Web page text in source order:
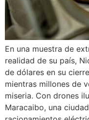
En una muestra de
realidad de su país,
de dólares en su
mientras millones de
miseria. Con drones
Maracaibo, una